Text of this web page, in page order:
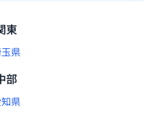
東
県
部
県